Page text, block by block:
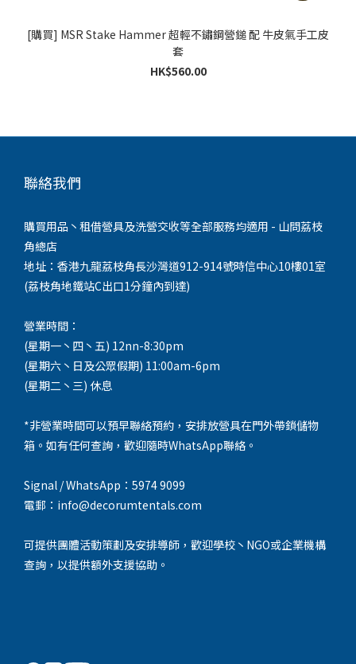
[購買] MSR Stake Hammer 超輕不鏽鋼營鎚 配 牛皮氣手工皮
套
HK$560.00
聯絡我們
購買用品丶租借營具及洗營交收等全部服務均適用 - 山問荔枝
角總店
地址：香港九龍荔枝角長沙灣道912-914號時信中心10樓01室
(荔枝角地鐵站C出口1分鐘內到達)
營業時間：
(星期一丶四丶五) 12nn-8:30pm
(星期六丶日及公眾假期) 11:00am-6pm
(星期二丶三) 休息
*非營業時間可以預早聯絡預約，安排放營具在門外帶鎖儲物
箱。如有任何查詢，歡迎隨時WhatsApp聯絡。
Signal / WhatsApp：5974 9099
電郵：info@decorumtentals.com
可提供團體活動策劃及安排導師，歡迎學校丶NGO或企業機構
查詢，以提供額外支援協助。